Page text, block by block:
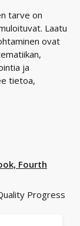
tarve on
Laatu
ovat
ja
tietoa,
Fourth
Progress